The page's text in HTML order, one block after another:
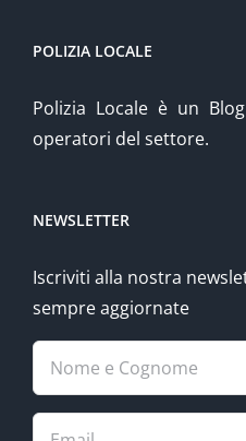
POLIZIA LOCALE
Polizia Locale è un
operatori del settore.
NEWSLETTER
Iscriviti alla nostra
sempre aggiornate